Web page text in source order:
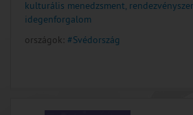
kulturális menedzsment,
idegenforgalom
országok: #Svédország